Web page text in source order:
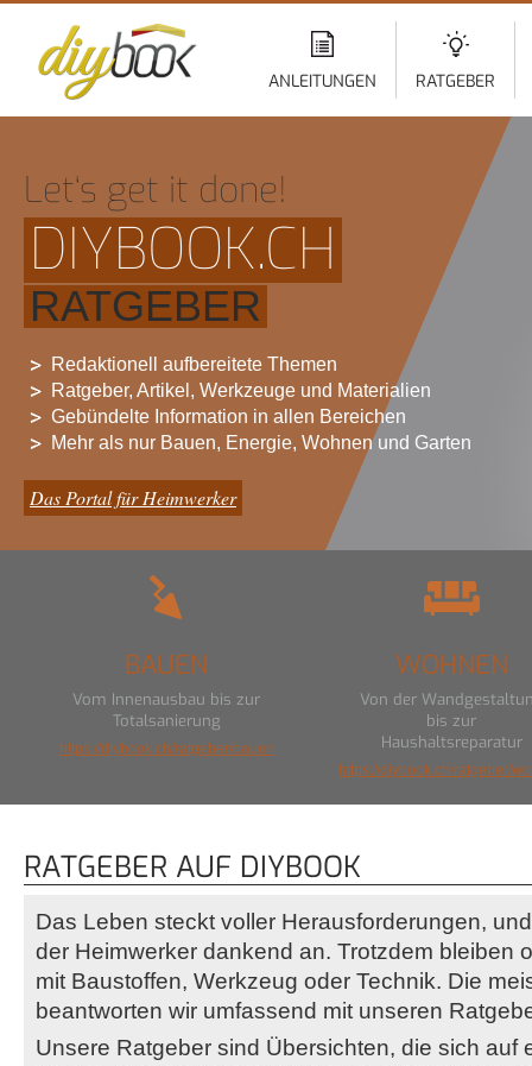
ANLEITUNGEN RATGEBER
Let‘s get it done!
DIYBOOK.CH
RATGEBER
Redaktionell aufbereitete Themen
Ratgeber, Artikel, Werkzeuge und Materialien
Gebündelte Information in allen Bereichen
Mehr als nur Bauen, Energie, Wohnen und Garten
Das Portal für Heimwerker
BAUEN
Vom Innenausbau bis zur
Totalsanierung
https://diybook.ch/ratgeber/bauen
WOHNEN
Von der
bis zur
Haushaltsreparatur
https://diybook.ch/ratgeber/
RATGEBER AUF DIYBOOK
Das Leben steckt voller Herausforderungen,
der Heimwerker dankend an. Trotzdem bleiben
mit Baustoffen, Werkzeug oder Technik. Die
beantworten wir umfassend mit unseren
Unsere Ratgeber sind Übersichten, die sich auf